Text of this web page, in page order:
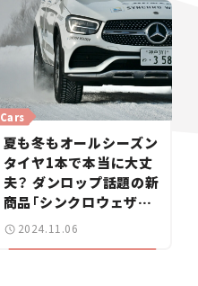
Cars
夏も冬もオールシーズン
タイヤ1本で本当に大丈
夫？ ダンロップ話題の新
商品「シンクロウェザー」
に未来を感じた！【試乗レ
2024.11.06